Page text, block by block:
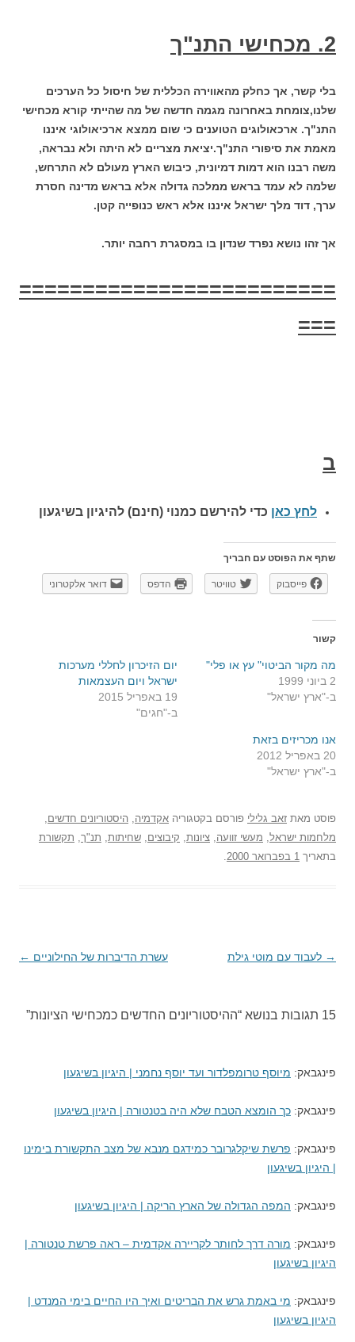
2. מכחישי התנ"ך
בלי קשר, אך כחלק מהאווירה הכללית של חיסול כל הערכים
שלנו,צומחת באחרונה מגמה חדשה של מה שהייתי קורא מכחישי
התנ"ך. ארכאולוגים הטוענים כי שום ממצא ארכיאולוגי איננו
מאמת את סיפורי התנ"ך.יציאת מצריים לא היתה ולא נבראה,
משה רבנו הוא דמות דמיונית, כיבוש הארץ מעולם לא התרחש,
שלמה לא עמד בראש ממלכה גדולה אלא בראש מדינה חסרת
ערך, דוד מלך ישראל איננו אלא ראש כנופייה קטן.
אך זהו נושא נפרד שנדון בו במסגרת רחבה יותר.
=========================
===
ב
לחץ כאן כדי להירשם כמנוי (חינם) להיגיון בשיגעון
שתף את הפוסט עם חבריך
פייסבוק טוויטר הדפס דואר אלקטרוני
קשור
מה מקור הביטוי" עץ או פלי"
2 ביוני 1999
ב-"ארץ ישראל"
יום הזיכרון לחללי מערכות
ישראל ויום העצמאות
19 באפריל 2015
ב-"חגים"
אנו מכריזים בזאת
20 באפריל 2012
ב-"ארץ ישראל"
פוסט מאת זאב גלילי פורסם בקטגוריה אקדמיה, היסטוריונים חדשים,
מלחמות ישראל, מעשי זוועה, ציונות, קיבוצים, שחיתות, תנ"ך, תקשורת
בתאריך 1 בפברואר 2000 .
ניווט
→ לעבוד עם מוטי גילת עשרת הדיברות של החילוניים ←
15 תגובות בנושא “ ההיסטוריונים החדשים כמכחישי הציונות”
פינגבאק: מיוסף טרומפלדור ועד יוסף נחמני | היגיון בשיגעון
פינגבאק: כך הומצא הטבח שלא היה בטנטורה | היגיון בשיגעון
פינגבאק: פרשת שיקלגרובר כמידגם מנבא של מצב התקשורת בימינו
| היגיון בשיגעון
פינגבאק: המפה הגדולה של הארץ הריקה | היגיון בשיגעון
פינגבאק: מורה דרך לחותר לקריירה אקדמית – ראה פרשת טנטורה |
היגיון בשיגעון
פינגבאק: מי באמת גרש את הבריטים ואיך היו החיים בימי המנדט |
היגיון בשיגעון